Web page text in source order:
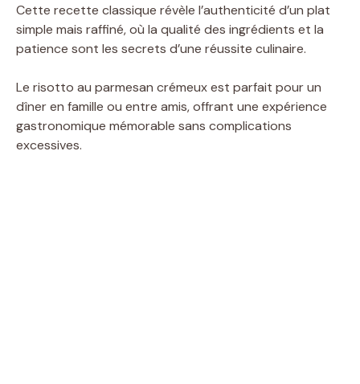
Cette recette classique révèle l’authenticité d’un plat
simple mais raffiné, où la qualité des ingrédients et la
patience sont les secrets d’une réussite culinaire.
Le risotto au parmesan crémeux est parfait pour un
dîner en famille ou entre amis, offrant une expérience
gastronomique mémorable sans complications
excessives.